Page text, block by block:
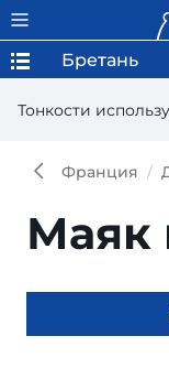
Тонкости
Бретань
Франция
Маяк